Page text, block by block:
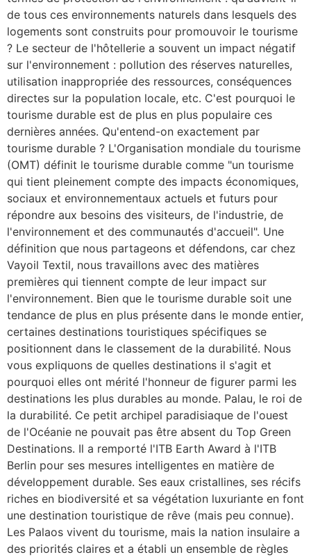
de tous ces environnements naturels dans lesquels des
logements sont construits pour promouvoir le tourisme
? Le secteur de l'hôtellerie a souvent un impact négatif
sur l'environnement : pollution des réserves naturelles,
utilisation inappropriée des ressources, conséquences
directes sur la population locale, etc. C'est pourquoi le
tourisme durable est de plus en plus populaire ces
dernières années. Qu'entend-on exactement par
tourisme durable ? L'Organisation mondiale du tourisme
(OMT) définit le tourisme durable comme "un tourisme
qui tient pleinement compte des impacts économiques,
sociaux et environnementaux actuels et futurs pour
répondre aux besoins des visiteurs, de l'industrie, de
l'environnement et des communautés d'accueil". Une
définition que nous partageons et défendons, car chez
Vayoil Textil, nous travaillons avec des matières
premières qui tiennent compte de leur impact sur
l'environnement. Bien que le tourisme durable soit une
tendance de plus en plus présente dans le monde entier,
certaines destinations touristiques spécifiques se
positionnent dans le classement de la durabilité. Nous
vous expliquons de quelles destinations il s'agit et
pourquoi elles ont mérité l'honneur de figurer parmi les
destinations les plus durables au monde. Palau, le roi de
la durabilité. Ce petit archipel paradisiaque de l'ouest
de l'Océanie ne pouvait pas être absent du Top Green
Destinations. Il a remporté l'ITB Earth Award à l'ITB
Berlin pour ses mesures intelligentes en matière de
développement durable. Ses eaux cristallines, ses récifs
riches en biodiversité et sa végétation luxuriante en font
une destination touristique de rêve (mais peu connue).
Les Palaos vivent du tourisme, mais la nation insulaire a
des priorités claires et a établi un ensemble de règles